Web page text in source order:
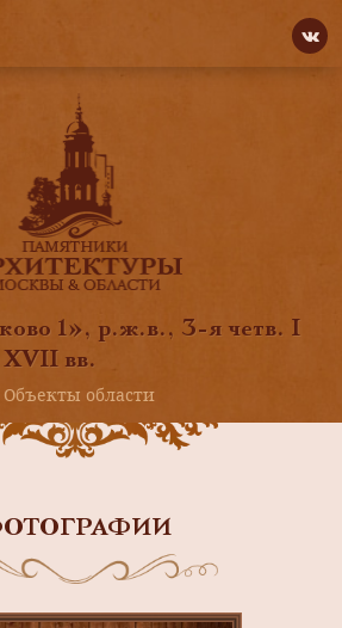
1», р.ж.в., 3-я четв. I
вв.
Объекты области